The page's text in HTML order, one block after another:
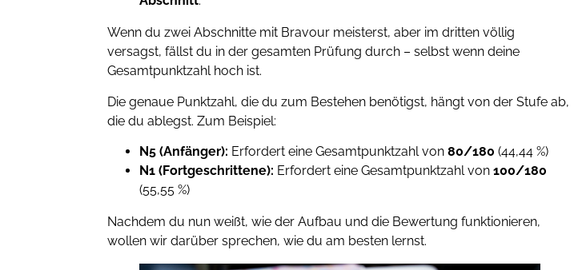
Wenn du zwei Abschnitte mit Bravour meisterst, aber im dritten völlig
versagst, fällst du in der gesamten Prüfung durch – selbst wenn deine
Gesamtpunktzahl hoch ist.
Die genaue Punktzahl, die du zum Bestehen benötigst, hängt von der Stufe ab,
die du ablegst. Zum Beispiel:
N5 (Anfänger): Erfordert eine Gesamtpunktzahl von80/180 (44,44 %)
N1 (Fortgeschrittene): Erfordert eine Gesamtpunktzahl von100/180
(55,55 %)
Nachdem du nun weißt, wie der Aufbau und die Bewertung funktionieren,
wollen wir darüber sprechen, wie du am besten lernst.